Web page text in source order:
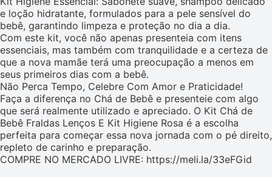
e loção hidratante, formulados para a pele sensível do
bebê, garantindo limpeza e proteção no dia a dia.
Com este kit, você não apenas presenteia com itens
essenciais, mas também com tranquilidade e a certeza de
que a nova mamãe terá uma preocupação a menos em
seus primeiros dias com a bebê.
Não Perca Tempo, Celebre Com Amor e Praticidade!
Faça a diferença no Chá de Bebê e presenteie com algo
que será realmente utilizado e apreciado. O Kit Chá de
Bebê Fraldas Lenços E Kit Higiene Rosa é a escolha
perfeita para começar essa nova jornada com o pé direito,
repleto de carinho e preparação.
COMPRE NO MERCADO LIVRE: https://meli.la/33eFGid